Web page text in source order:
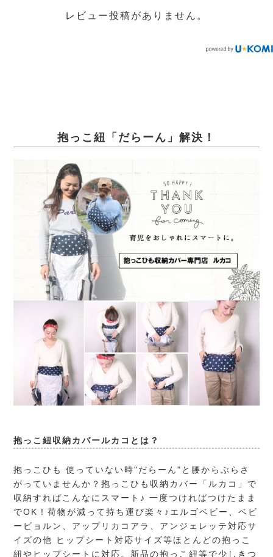
レビュー投稿がありません。
抱っこ紐「だらーん」解決！
抱っこ紐収納カバールカコとは？
抱っこひも 使っていない時"だらーん"と腰からぶらさ
がっていませんか？抱っこひも収納カバー「ルカコ」で
収納すればこんなにスマート♪ 一度つければつけたまま
でOK！荷物が減って持ち運び楽々♪エルゴベビー、ベビ
ービョルン、アップリカコアラ、アンジェレッテ対応サ
イズの他 ヒップシート対応サイズ等ほとんどの抱っこ
紐やヒップシートに対応。新品の抱っこ紐等で少しきつ